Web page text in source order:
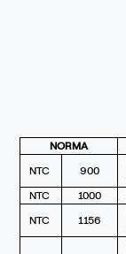
NORMA
NTC
900
NTC
1000
NTC
1156